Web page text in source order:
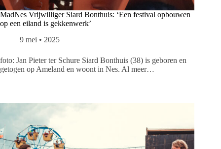
MadNes Vrijwilliger Siard Bonthuis: ‘Een festival opbouwen
op een eiland is gekkenwerk’
9 mei • 2025
foto: Jan Pieter ter Schure Siard Bonthuis (38) is geboren en
getogen op Ameland en woont in Nes. Al meer…